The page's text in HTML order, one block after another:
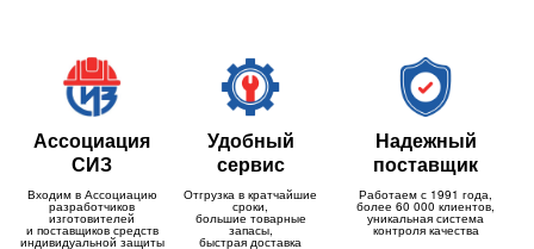
Ассоциация
СИЗ
Входим в Ассоциацию
разработчиков
изготовителей
и поставщиков средств
индивидуальной защиты
Удобный
сервис
Отгрузка в кратчайшие
сроки,
большие товарные
запасы,
быстрая доставка
Надежный
поставщик
Работаем с 1991 года,
более 60 000 клиентов,
уникальная система
контроля качества